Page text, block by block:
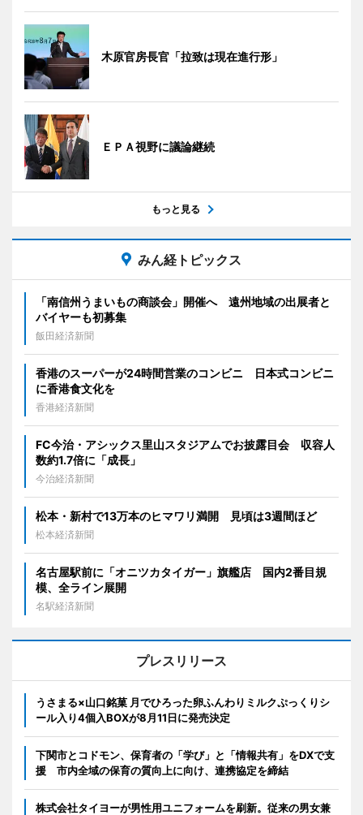
木原官房長官「拉致は現在進行形」
ＥＰＡ視野に議論継続
もっと見る
みん経トピックス
「南信州うまいもの商談会」開催へ 遠州地域の出展者と
バイヤーも初募集
飯田経済新聞
香港のスーパーが24時間営業のコンビニ 日本式コンビニ
に香港食文化を
香港経済新聞
FC今治・アシックス里山スタジアムでお披露目会 収容人
数約1.7倍に「成長」
今治経済新聞
松本・新村で13万本のヒマワリ満開 見頃は3週間ほど
松本経済新聞
名古屋駅前に「オニツカタイガー」旗艦店 国内2番目規
模、全ライン展開
名駅経済新聞
プレスリリース
うさまる×山口銘菓 月でひろった卵ふんわりミルクぷっくりシ
ール入り4個入BOXが8月11日に発売決定
下関市とコドモン、保育者の「学び」と「情報共有」をDXで支
援 市内全域の保育の質向上に向け、連携協定を締結
株式会社タイヨーが男性用ユニフォームを刷新。従来の男女兼